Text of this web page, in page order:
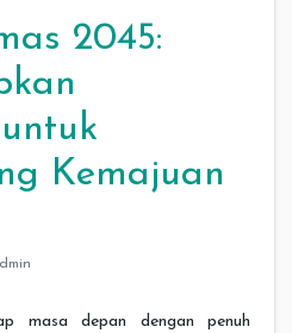
2045:
Kemajuan
masa depan dengan penuh